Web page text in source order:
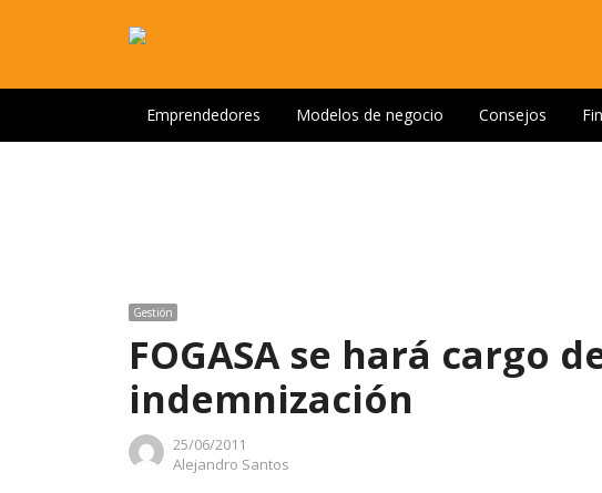
Emprendedores Modelos de negocio Consejos
Gestión
FOGASA se hará cargo
indemnización
25/06/2011
Author
Alejandro Santos